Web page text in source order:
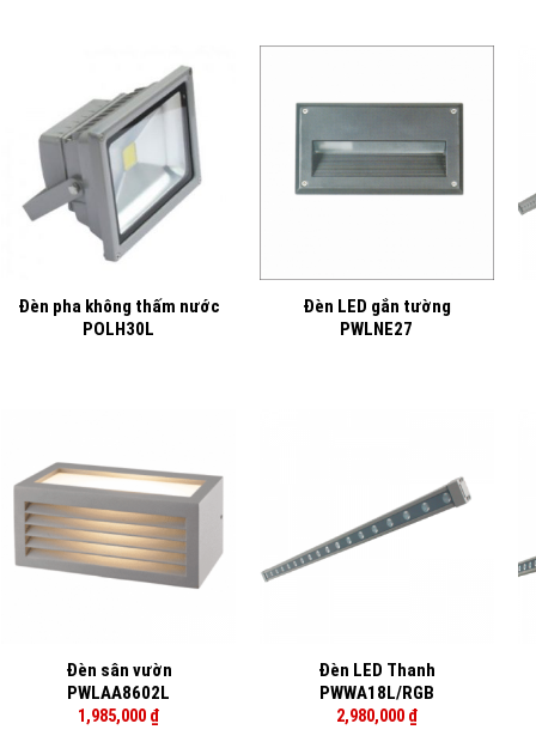
Đèn pha không thấm nước
POLH30L
Đèn LED gắn tường
PWLNE27
Đèn sân vườn
PWLAA8602L
1,985,000 ₫
Đèn LED Thanh
PWWA18L/RGB
2,980,000 ₫